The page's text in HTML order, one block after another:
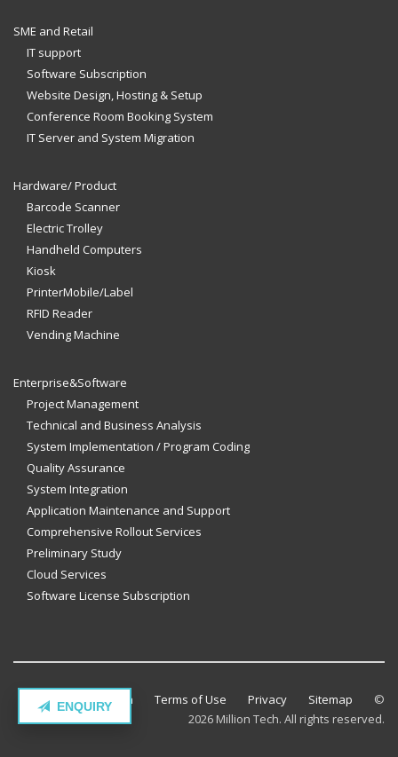
ENQUIRY
SME and Retail
IT support
Software Subscription
Website Design, Hosting & Setup
Conference Room Booking System
IT Server and System Migration
Hardware/ Product
Barcode Scanner
Electric Trolley
Handheld Computers
Kiosk
PrinterMobile/Label
RFID Reader
Vending Machine
Enterprise&Software
Project Management
Technical and Business Analysis
System Implementation / Program Coding
Quality Assurance
System Integration
Application Maintenance and Support
Comprehensive Rollout Services
Preliminary Study
Cloud Services
Software License Subscription
Contact Million Tech Terms of Use Privacy Sitemap ©
2026 Million Tech. All rights reserved.